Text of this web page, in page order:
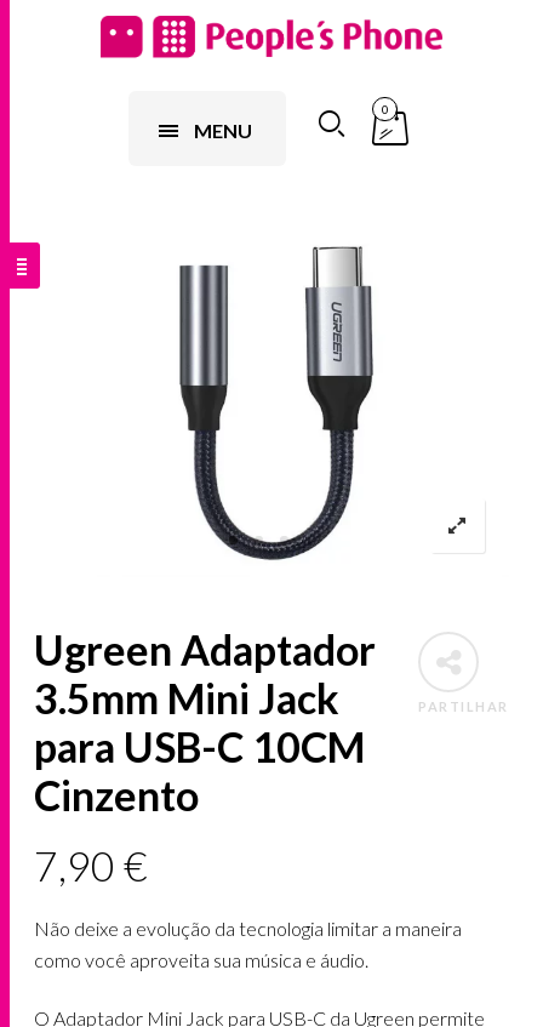
MENU
0
PARTILHAR
Ugreen Adaptador
3.5mm Mini Jack
para USB-C 10CM
Cinzento
7,90€
Não deixe a evolução da tecnologia limitar a maneira
como você aproveita sua música e áudio.
O Adaptador Mini Jack para USB-C da Ugreen permite